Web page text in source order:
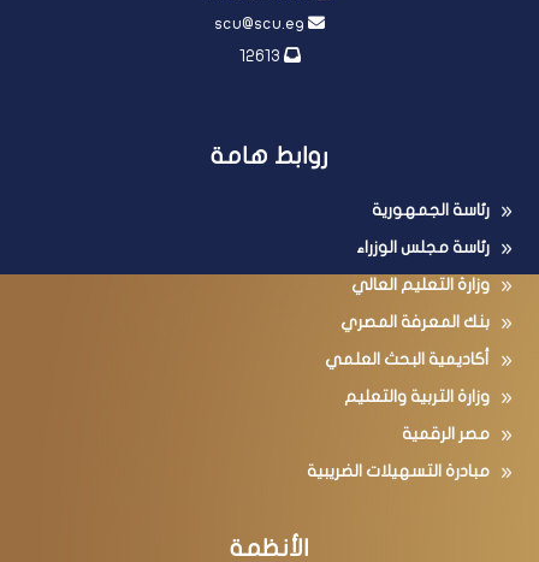
روابط هامة
رئاسة الجمهورية
رئاسة مجلس الوزراء
وزارة التعليم العالي
بنك المعرفة المصري
أكاديمية البحث العلمي
وزارة التربية والتعليم
مصر الرقمية
مبادرة التسهيلات الضريبية
الأنظمة